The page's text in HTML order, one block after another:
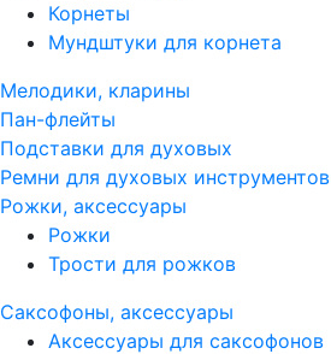
Корнеты
Мундштуки для корнета
Мелодики, кларины
Пан-флейты
Подставки для духовых
Ремни для духовых инструментов
Рожки, аксессуары
Рожки
Трости для рожков
Саксофоны, аксессуары
Аксессуары для саксофонов